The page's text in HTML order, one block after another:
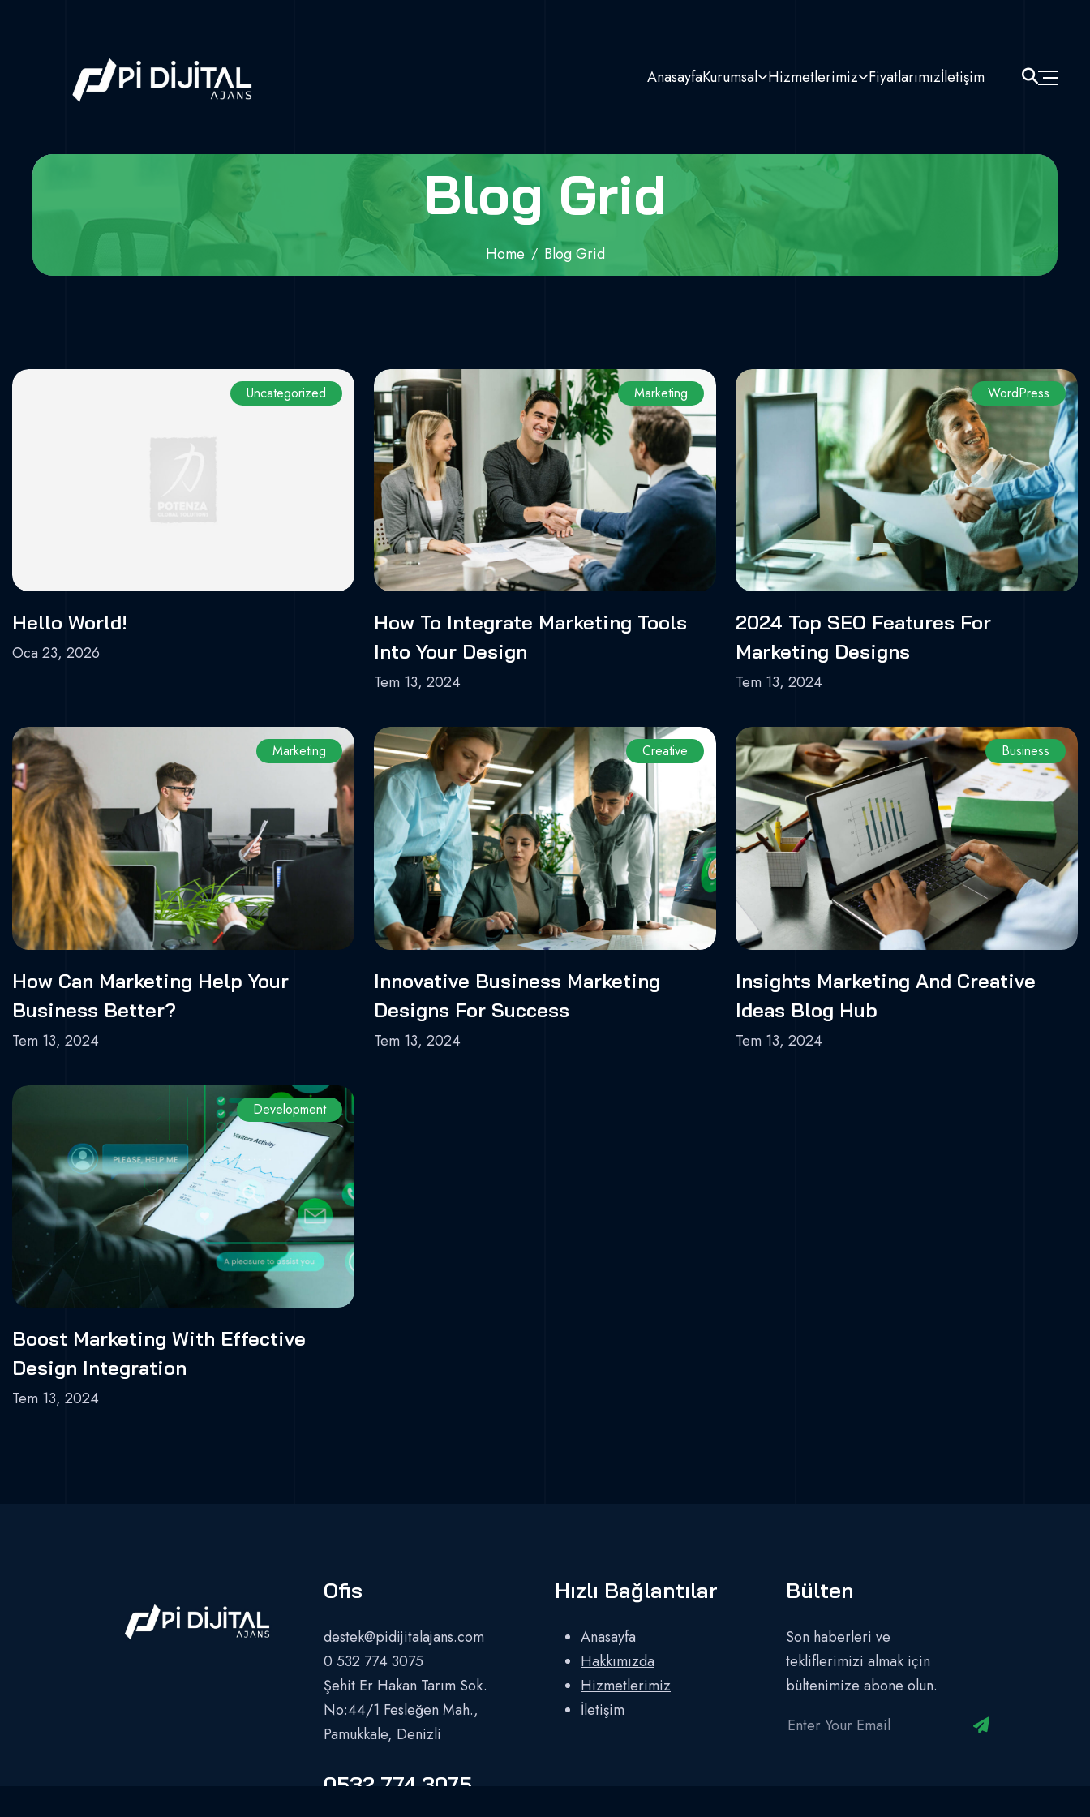
AnasayfaKurumsal Hizmetlerimiz Fiyatlarımızİletişim
Blog Grid
Home Blog Grid
Uncategorized
Hello World!
Oca 23, 2026
Marketing
How To Integrate Marketing Tools
Into Your Design
Tem 13, 2024
WordPress
2024 Top SEO Features For
Marketing Designs
Tem 13, 2024
Marketing
How Can Marketing Help Your
Business Better?
Tem 13, 2024
Creative
Innovative Business Marketing
Designs For Success
Tem 13, 2024
Business
Insights Marketing And Creative
Ideas Blog Hub
Tem 13, 2024
Development
Boost Marketing With Effective
Design Integration
Tem 13, 2024
Ofis
destek@pidijitalajans.com
0 532 774 3075
Şehit Er Hakan Tarım Sok.
No:44/1 Fesleğen Mah.,
Pamukkale, Denizli
0532 774 3075
Hızlı Bağlantılar
Anasayfa
Hakkımızda
Hizmetlerimiz
İletişim
Bülten
Son haberleri ve
tekliflerimizi almak için
bültenimize abone olun.